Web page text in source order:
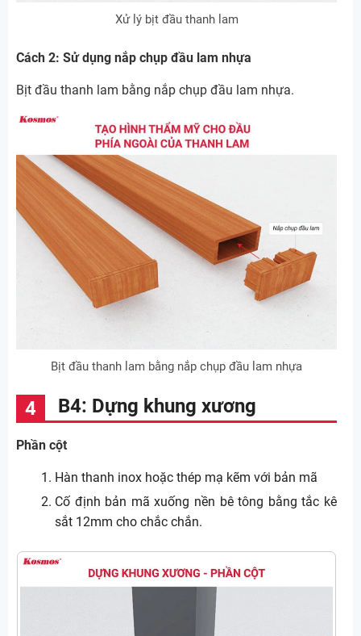
Xử lý bịt đầu thanh lam
Cách 2: Sử dụng nắp chụp đầu lam nhựa
Bịt đầu thanh lam bằng nắp chụp đầu lam nhựa.
Bịt đầu thanh lam bằng nắp chụp đầu lam nhựa
B4: Dựng khung xương
Phần cột
Hàn thanh inox hoặc thép mạ kẽm với bản mã
Cố định bản mã xuống nền bê tông bằng tắc kê
sắt 12mm cho chắc chắn.